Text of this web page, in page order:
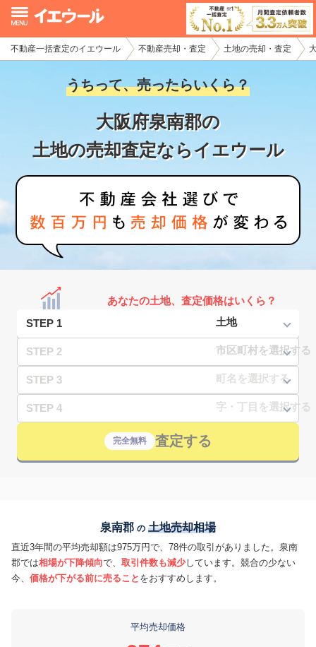
不動産一括査定のイエウール 不動産売却・査定 土地の売却・査定
うちって、売ったらいくら？
大阪府泉南郡の
土地の売却査定ならイエウール
あなたの土地、査定価格はいくら？
STEP 1
STEP 2
STEP 3
STEP 4
完全無料 査定する
泉南郡 の 土地売却相場
直近3年間の平均売却額は975万円で、78件の取引がありました。泉南
郡では相場が下降傾向で、 取引件数も減少しています。競合の少ない
今、 価格が下がる前に売ること をおすすめします。
平均売却価格
イエウール加盟希望の不動産会社様
初めての方へ
不動産の売却・一括査定
家査定シミュレーター
お問い合わせ